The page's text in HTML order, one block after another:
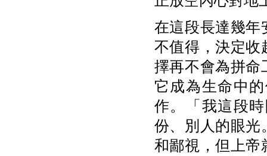
在這段長達幾年
不值得，決定收
擇再不會為拼命
它成為生命中
作。「我這段
份、別人的眼光
和鄙視，但上帝